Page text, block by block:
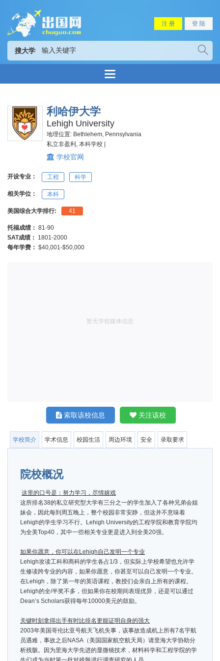
注 册 登 陆
搜大学
利哈伊大学
Lehigh University
地理位置: Bethlehem, Pennsylvania
私立非盈利, 本科学校 |
学校官网
开设专业： 工程 科学
相关学位： 本科
美国综合大学排行: 41
托福成绩： 81-90
SAT成绩： 1801-2000
每年学费： $40,001-$50,000
暂无学校媒体信息
关注该校
索取该校信息
学校简介 学术信息 校园生活 周边环境 安全 录取要求
院校概况
这里的口号是：努力学习，尽情嬉戏
这所排名38的私立研究型大学有三分之一的学生加入了各种兄弟会姐
妹会，因此每到周五晚上，整个校园非常安静，但这并不意味着
Lehigh的学生学习不行。Lehigh University的工程学院和教育学院均
为全美Top40，其中一些相关专业更是进入到全美20强。
如果你愿意，你可以在Lehigh自己发明一个专业
Lehigh攻读工科和商科的学生各占1/3，但实际上学校希望也允许学
生修读跨专业的内容，如果你愿意，你甚至可以自己发明一个专业。
在Lehigh，除了第一年的英语课程，教授们会亲自上所有的课程。
Lehigh的全/半奖不多，但如果你在校期间表现优异，还是可以通过
Dean’s Scholars获得每年10000美元的鼓励。
关键时刻拿得出手有时比排名更能证明自身的强大
2003年美国哥伦比亚号航天飞机失事，该事故造成机上所有7名宇航
员遇难，事故之后NASA（美国国家航空航天局）请里海大学协助分
析残骸。因为里海大学先进的显微镜技术，材料科学和工程学院的学